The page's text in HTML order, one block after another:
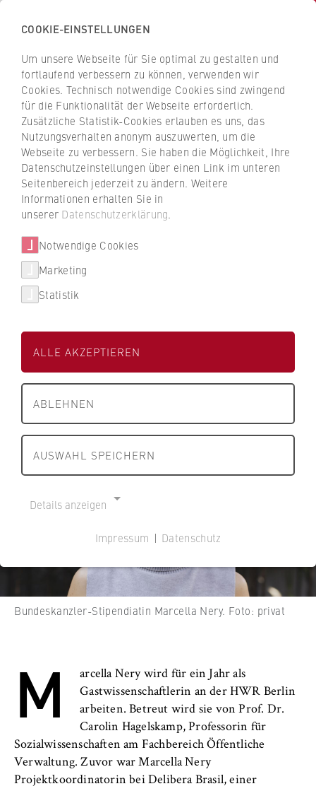
Zurück
Startseite
HWR
Berlin
INa
Institut für Nachhaltigkeit der HWR Berlin
Archiv
Forschung
Teilhabe und Demokratie in
Brasilien und Deutschland
Seit dem 1. Oktober 2024 ist Marcella Nery
aus Brasilien als Bundeskanzler-Stipendiatin
an der HWR Berlin. Sie forscht zu den
Themen Teilhabe und Demokratie in
13.12.2024
Bundeskanzler-Stipendiatin Marcella Nery. Foto: privat
M
arcella Nery wird für ein Jahr als
Gastwissenschaftlerin an der HWR Berlin
arbeiten. Betreut wird sie von Prof. Dr.
Carolin Hagelskamp, Professorin für
Sozialwissenschaften am Fachbereich Öffentliche
Verwaltung. Zuvor war Marcella Nery
Projektkoordinatorin bei Delibera Brasil, einer
COOKIE-EINSTELLUNGEN
Um unsere Webseite für Sie optimal zu gestalten und
fortlaufend verbessern zu können, verwenden wir
Cookies. Technisch notwendige Cookies sind zwingend
für die Funktionalität der Webseite erforderlich.
Zusätzliche Statistik-Cookies erlauben es uns, das
Nutzungsverhalten anonym auszuwerten, um die
Webseite zu verbessern. Sie haben die Möglichkeit, Ihre
Datenschutzeinstellungen über einen Link im unteren
Seitenbereich jederzeit zu ändern. Weitere
Informationen erhalten Sie in
unserer Datenschutzerklärung
Notwendige Cookies
Marketing
Statistik
ALLE AKZEPTIEREN
ABLEHNEN
AUSWAHL SPEICHERN
Details anzeigen
Cookie Consent
Name:
Betreiber dieser Website
Zweck:
Speichert den Zustimmungsstatus des
Benutzers für Cookies auf der aktuellen
Domäne. Dadurch wird verhindert, dass das
Cookie-Banner bei jedem erneuten Aufruf
der Website wiederholt angezeigt wird.
Impressum | Datenschutz